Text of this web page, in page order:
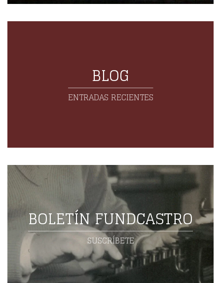
BLOG
ENTRADAS RECIENTES
BOLETÍN FUNDCASTRO
SUSCRÍBETE